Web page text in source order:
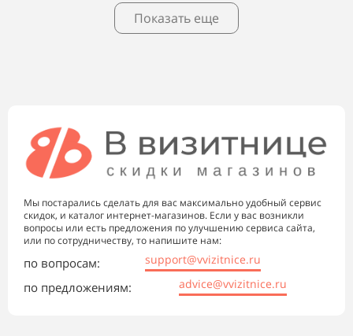
Показать еще
Мы постарались сделать для вас максимально удобный сервис
скидок, и каталог интернет-магазинов. Если у вас возникли
вопросы или есть предложения по улучшению сервиса сайта,
или по сотрудничеству, то напишите нам:
по вопросам: support@vvizitnice.ru
по предложениям: advice@vvizitnice.ru